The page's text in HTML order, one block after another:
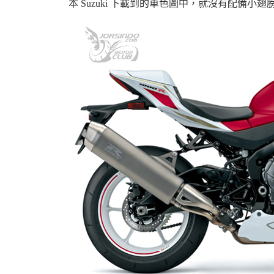
本 Suzuki 下載到的車色圖中，就沒有配備小翅